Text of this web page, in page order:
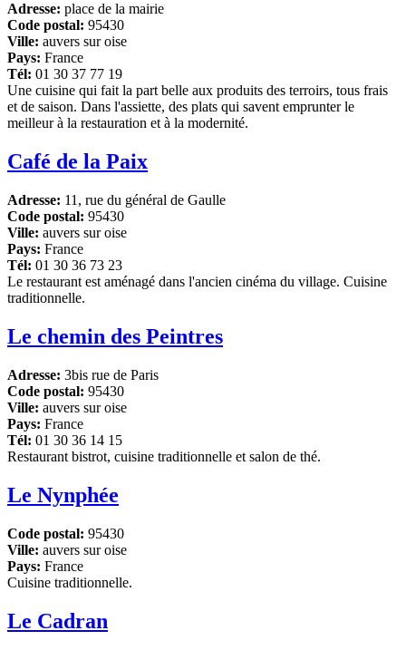
Adresse: place de la mairie
Code postal: 95430
Ville: auvers sur oise
Pays: France
Tél: 01 30 37 77 19
Une cuisine qui fait la part belle aux produits des terroirs, tous frais
et de saison. Dans l'assiette, des plats qui savent emprunter le
meilleur à la restauration et à la modernité.
Café de la Paix
Adresse: 11, rue du général de Gaulle
Code postal: 95430
Ville: auvers sur oise
Pays: France
Tél: 01 30 36 73 23
Le restaurant est aménagé dans l'ancien cinéma du village. Cuisine
traditionnelle.
Le chemin des Peintres
Adresse: 3bis rue de Paris
Code postal: 95430
Ville: auvers sur oise
Pays: France
Tél: 01 30 36 14 15
Restaurant bistrot, cuisine traditionnelle et salon de thé.
Le Nynphée
Code postal: 95430
Ville: auvers sur oise
Pays: France
Cuisine traditionnelle.
Le Cadran